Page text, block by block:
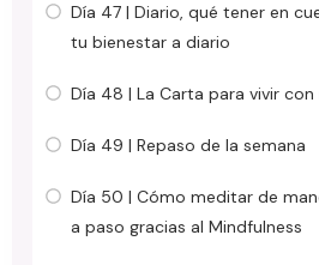
Día 47 | Diario, qué tener en
tu bienestar a diario
Día 48 | La Carta para vivir
Día 49 | Repaso de la semana
Día 50 | Cómo meditar de
a paso gracias al Mindfulness